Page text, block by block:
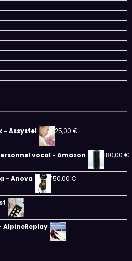
- Assystel 25,00 €
vocal - Amazon 180,00 €
- Anova 150,00 €
AlpineReplay